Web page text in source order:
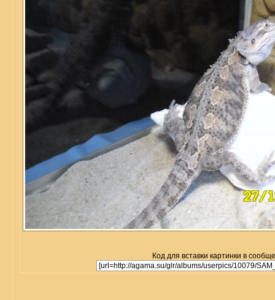
Код для вставки картинки в